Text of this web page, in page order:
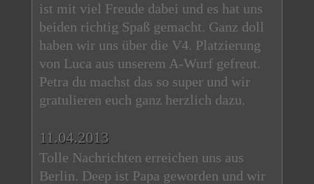
ist mit viel Freude dabei und es hat uns
beiden richtig Spaß gemacht. Ganz doll
haben wir uns über die V4. Platzierung
von Luca aus unserem A-Wurf gefreut.
Petra du machst das so super und wir
gratulieren euch ganz herzlich dazu.
11.04.2013
Tolle Nachrichten erreichen uns aus
Berlin. Deep ist Papa geworden und wir